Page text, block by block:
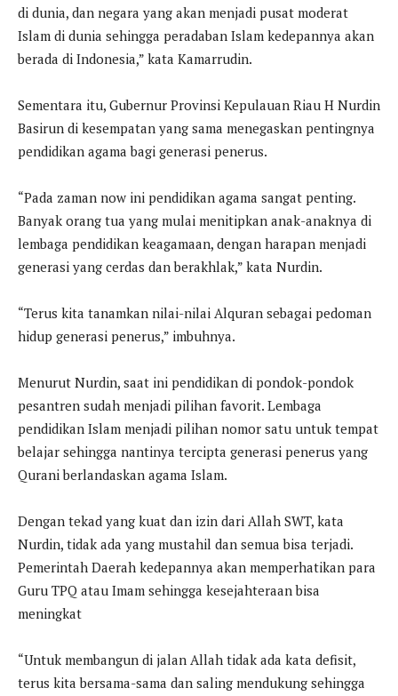
di dunia, dan negara yang akan menjadi pusat moderat
Islam di dunia sehingga peradaban Islam kedepannya akan
berada di Indonesia,” kata Kamarrudin.
Sementara itu, Gubernur Provinsi Kepulauan Riau H Nurdin
Basirun di kesempatan yang sama menegaskan pentingnya
pendidikan agama bagi generasi penerus.
“Pada zaman now ini pendidikan agama sangat penting.
Banyak orang tua yang mulai menitipkan anak-anaknya di
lembaga pendidikan keagamaan, dengan harapan menjadi
generasi yang cerdas dan berakhlak,” kata Nurdin.
“Terus kita tanamkan nilai-nilai Alquran sebagai pedoman
hidup generasi penerus,” imbuhnya.
Menurut Nurdin, saat ini pendidikan di pondok-pondok
pesantren sudah menjadi pilihan favorit. Lembaga
pendidikan Islam menjadi pilihan nomor satu untuk tempat
belajar sehingga nantinya tercipta generasi penerus yang
Qurani berlandaskan agama Islam.
Dengan tekad yang kuat dan izin dari Allah SWT, kata
Nurdin, tidak ada yang mustahil dan semua bisa terjadi.
Pemerintah Daerah kedepannya akan memperhatikan para
Guru TPQ atau Imam sehingga kesejahteraan bisa
meningkat
“Untuk membangun di jalan Allah tidak ada kata defisit,
terus kita bersama-sama dan saling mendukung sehingga